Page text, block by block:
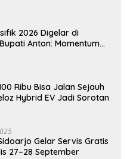
2026 Digelar di
Anton: Momentum
Ribu Bisa Jalan Sejauh
Hybrid EV Jadi Sorotan
Gelar Servis Gratis
27–28 September